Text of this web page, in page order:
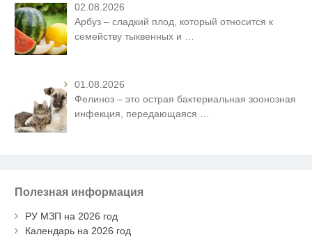
02.08.2026
Арбуз – сладкий плод, который относится к
семейству тыквенных и
01.08.2026
Фелиноз – это острая бактериальная зоонозная
инфекция, передающаяся …
Полезная информация
РУ МЗП на 2026 год
Календарь на 2026 год